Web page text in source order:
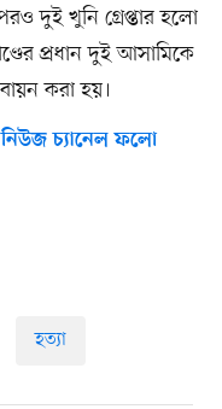
দুই খুনি গ্রেপ্তার হলো
প্রধান দুই আসামিকে
করা হয়।
চ্যানেল ফলো
হত্যা